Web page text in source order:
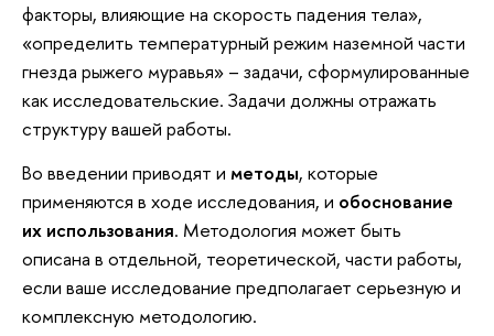
факторы, влияющие на скорость падения тела»,
«определить температурный режим наземной части
гнезда рыжего муравья» – задачи, сформулированные
как исследовательские. Задачи должны отражать
структуру вашей работы.
Во введении приводят и методы, которые
применяются в ходе исследования, и обоснование
их использования. Методология может быть
описана в отдельной, теоретической, части работы,
если ваше исследование предполагает серьезную и
комплексную методологию.